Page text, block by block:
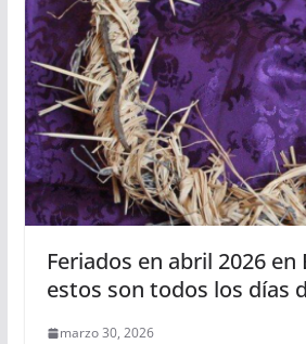
Feriados en abril 2026 en
estos son todos los días
marzo 30, 2026